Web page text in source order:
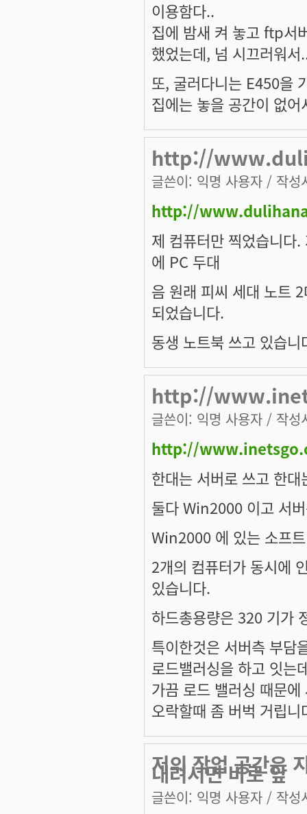
이용함다..
집에 밤새 켜 놓고 ftp서
했었는데, 넘 시끄러워서
또, 굴러다니는 E450을
집에는 놓을 공간이 없어
http://
글쓴이: 익명 사용자 / 작성
http://
제 컴퓨터만 찍었습니다
에 PC 두대
음 원래 피씨 세대 노트
되었습니다.
동생 노트북 쓰고 있습니
http://
글쓴이: 익명 사용자 / 작성
http://
한대는 서버로 쓰고 한
둘다 Win2000 이고 서
Win2000 에 있는 소프
2개의 컴퓨터가 동시에
있습니다.
하드총용량은 320 기가
특이한것은 서버측 부담
로드밸러싱을 하고 잇는
가끔 로드 밸러싱 때문
오락할때 좀 버벅 거립니
저의 작업 공간은
내려서면 바로 앞
글쓴이: 익명 사용자 / 작성